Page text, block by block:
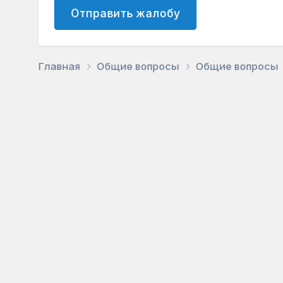
Отправить жалобу
Главная Общие вопросы Общие вопросы